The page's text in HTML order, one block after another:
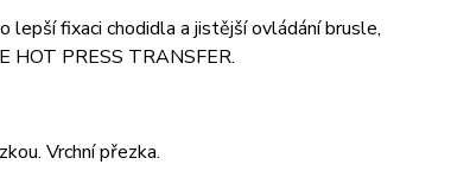
fixaci chodidla a jistější ovládání brusle,
HOT PRESS TRANSFER.
Vrchní přezka.